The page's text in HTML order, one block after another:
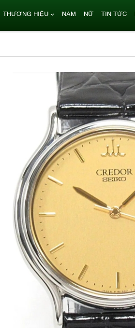
THƯƠNG HIỆU NAM NỮ TIN TỨC